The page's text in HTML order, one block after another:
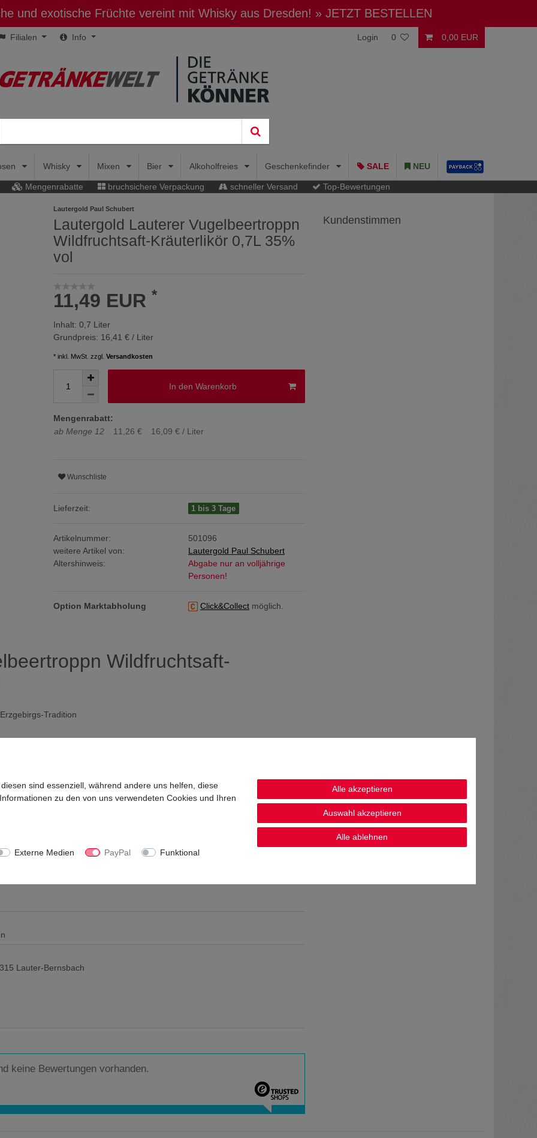
und exotische Früchte vereint mit Whisky aus Dresden! » JETZT BESTELLEN
Filialen Info Login 0 0,00 EUR
Whisky Mixen Bier Alkoholfreies Geschenkefinder SALE NEU
Mengenrabatte bruchsichere Verpackung schneller Versand Top-Bewertungen
Lautergold Paul Schubert
Lautergold Lauterer Vugelbeertroppn
Wildfruchtsaft-Kräuterlikör 0,7L 35%
vol
11,49 EUR *
Inhalt: 0,7 Liter
Grundpreis: 16,41 € / Liter
* inkl. MwSt. zzgl. Versandkosten
In den Warenkorb
Mengenrabatt:
ab Menge 12
11,26 € 16,09 € / Liter
Wunschliste
Lieferzeit: 1 bis 3 Tage
Artikelnummer:
501096
weitere Artikel von:
Lautergold Paul Schubert
Altershinweis:
Abgabe nur an volljährige
Personen!
Option Marktabholung Click&Collect möglich.
Wildfruchtsaft-
Tradition
Lauter-Bernsbach
keine Bewertungen vorhanden.
Kundenstimmen
sind essenziell, während andere uns helfen, diese
zu den von uns verwendeten Cookies und Ihren
Externe Medien PayPal
Funktional
Alle akzeptieren
Auswahl akzeptieren
Alle ablehnen